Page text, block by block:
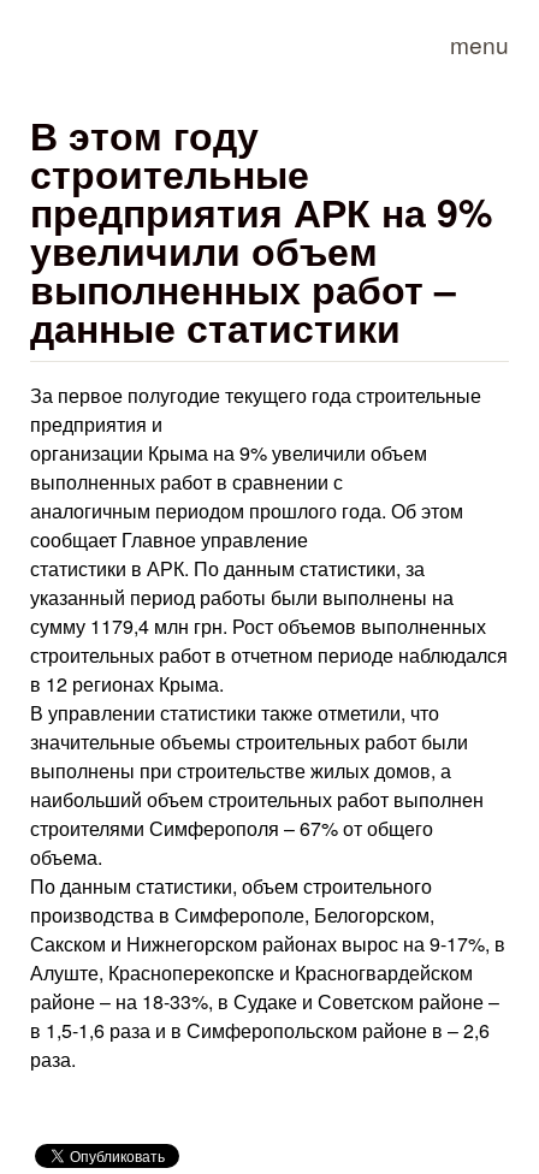
menu
В этом году
строительные
предприятия АРК на 9%
увеличили объем
выполненных работ –
данные статистики
За первое полугодие текущего года строительные
предприятия и
организации Крыма на 9% увеличили объем
выполненных работ в сравнении с
аналогичным периодом прошлого года. Об этом
сообщает Главное управление
статистики в АРК. По данным статистики, за
указанный период работы были выполнены на
сумму 1179,4 млн грн. Рост объемов выполненных
строительных работ в отчетном периоде наблюдался
в 12 регионах Крыма.
В управлении статистики также отметили, что
значительные объемы строительных работ были
выполнены при строительстве жилых домов, а
наибольший объем строительных работ выполнен
строителями Симферополя – 67% от общего
объема.
По данным статистики, объем строительного
производства в Симферополе, Белогорском,
Сакском и Нижнегорском районах вырос на 9-17%, в
Алуште, Красноперекопске и Красногвардейском
районе – на 18-33%, в Судаке и Советском районе –
в 1,5-1,6 раза и в Симферопольском районе в – 2,6
раза.